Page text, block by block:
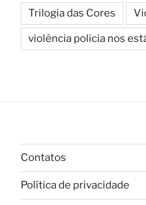
Trilogia das Cores
violência policia nos
Contatos
Política de privacidade